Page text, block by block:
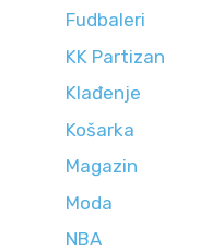
Fudbaleri
KK Partizan
Klađenje
Košarka
Magazin
Moda
NBA